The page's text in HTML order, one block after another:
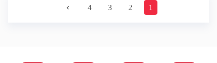
1
2
3
4
navigate_next